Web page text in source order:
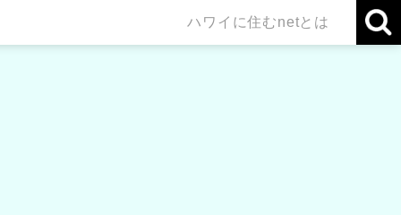
ハワイに住むnetとは